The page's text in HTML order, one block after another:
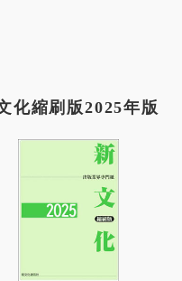
化縮刷版2025年版